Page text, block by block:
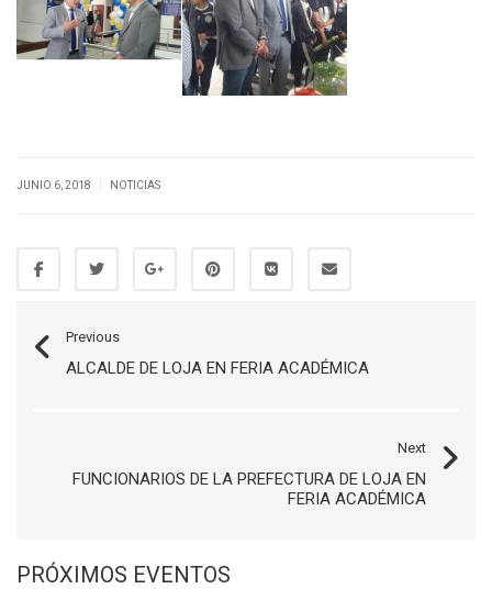
JUNIO 6, 2018 NOTICIAS
Previous
ALCALDE DE LOJA EN FERIA ACADÉMICA
Next
FUNCIONARIOS DE LA PREFECTURA DE LOJA EN
FERIA ACADÉMICA
PRÓXIMOS EVENTOS